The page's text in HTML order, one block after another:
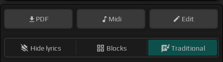
PDF Midi Edit
Hide lyrics Blocks Traditional